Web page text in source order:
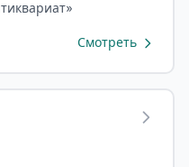
Смотреть